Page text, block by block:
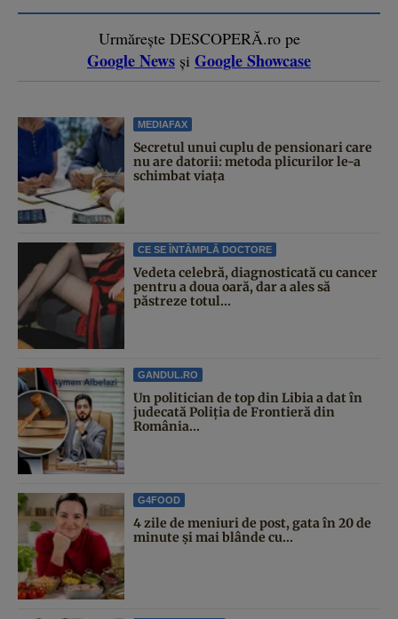
Urmărește DESCOPERĂ.ro pe
Google News și Google Showcase
MEDIAFAX
Secretul unui cuplu de pensionari care
nu are datorii: metoda plicurilor le-a
schimbat viața
CE SE ÎNTÂMPLĂ DOCTORE
Vedeta celebră, diagnosticată cu cancer
pentru a doua oară, dar a ales să
păstreze totul...
GANDUL.RO
Un politician de top din Libia a dat în
judecată Poliția de Frontieră din
România...
G4FOOD
4 zile de meniuri de post, gata în 20 de
minute și mai blânde cu...